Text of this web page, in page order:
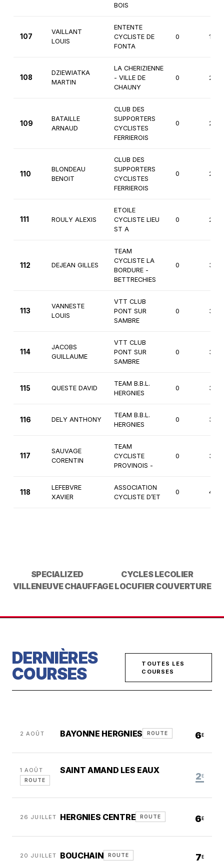
BOIS
107
VAILLANT
LOUIS
ENTENTE
CYCLISTE DE
FONTA
0 1ère
108
DZIEWIATKA
MARTIN
LA CHERIZIENNE
- VILLE DE
CHAUNY
0
109
BATAILLE
ARNAUD
CLUB DES
SUPPORTERS
CYCLISTES
FERRIEROIS
0
110
BLONDEAU
BENOIT
CLUB DES
SUPPORTERS
CYCLISTES
FERRIEROIS
0
111 ROULY ALEXIS
ETOILE
CYCLISTE LIEU
ST A
0
112 DEJEAN GILLES
TEAM
CYCLISTE LA
BORDURE -
BETTRECHIES
0
113
VANNESTE
LOUIS
VTT CLUB
PONT SUR
SAMBRE
0
114
JACOBS
GUILLAUME
VTT CLUB
PONT SUR
SAMBRE
0
115 QUESTE DAVID
TEAM B.B.L.
HERGNIES
0
116 DELY ANTHONY
TEAM B.B.L.
HERGNIES
0
117
SAUVAGE
CORENTIN
TEAM
CYCLISTE
PROVINOIS -
0
118
LEFEBVRE
XAVIER
ASSOCIATION
CYCLISTE D’ET
0
SPECIALIZED
CYCLES LECOLIER
VILLENEUVE CHAUFFAGELOCUFIER COUVERTURE
DERNIÈRES
COURSES
TOUTES LES
COURSES
2 AOÛT BAYONNE HERGNIES ROUTE 6 E
1 AOÛT SAINT AMAND LES EAUX
ROUTE 2 E
26 JUILLET HERGNIES CENTRE ROUTE 6 E
20 JUILLET BOUCHAIN ROUTE 7 E